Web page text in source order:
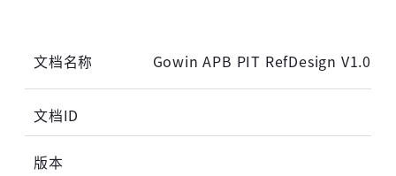
获取验证码
Gowin APB PIT RefDesign V1.0